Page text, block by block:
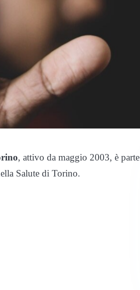
, attivo da maggio 2003, è parte
Salute di Torino.